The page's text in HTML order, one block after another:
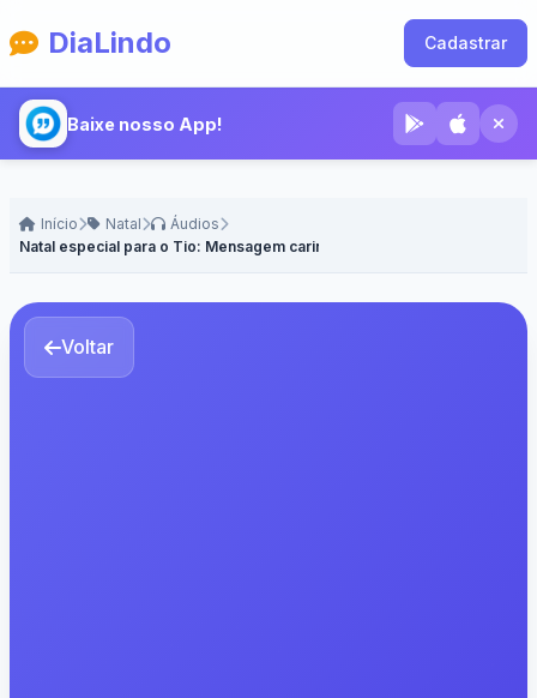
DiaLindo Cadastrar
Baixe nosso App!
Início Natal
Áudios
Natal especial para o Tio: Mensagem carinhosa! - Voz Feminina
Voltar